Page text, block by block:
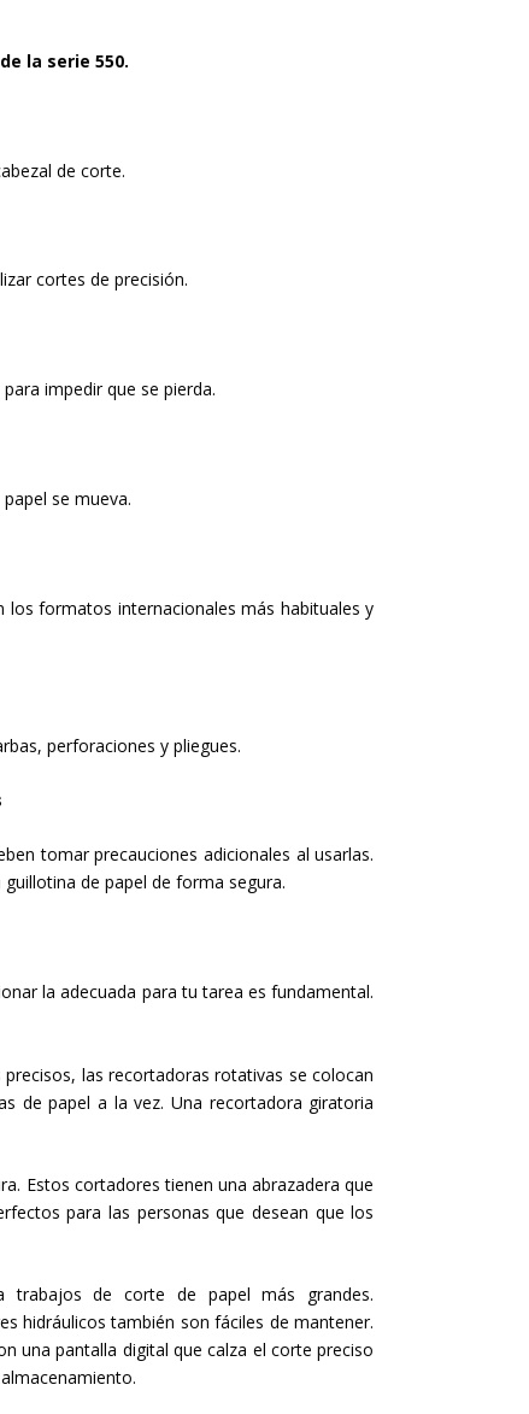
la serie 550.
de corte.
cortes de precisión.
impedir que se pierda.
se mueva.
los formatos internacionales más habituales y
perforaciones y pliegues.
tomar precauciones adicionales al usarlas.
de papel de forma segura.
la adecuada para tu tarea es fundamental.
las recortadoras rotativas se colocan
de papel a la vez. Una recortadora giratoria
Estos cortadores tienen una abrazadera que
para las personas que desean que los
trabajos de corte de papel más grandes.
hidráulicos también son fáciles de mantener.
una pantalla digital que calza el corte preciso